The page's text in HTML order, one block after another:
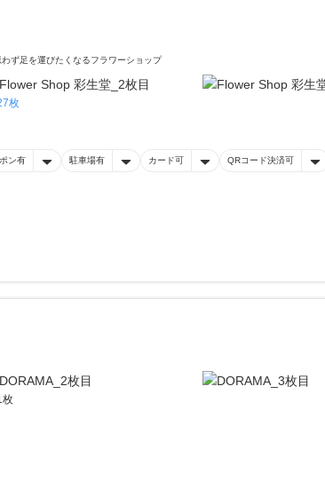
ず足を運びたくなるフラワーショップ
枚
ン有 駐車場有 カード可 QRコード決済可
枚